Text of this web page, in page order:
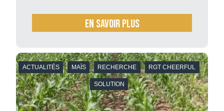
En savoir plus
ACTUALITÉS MAÏS RECHERCHE RGT CHEERFUL
SOLUTION